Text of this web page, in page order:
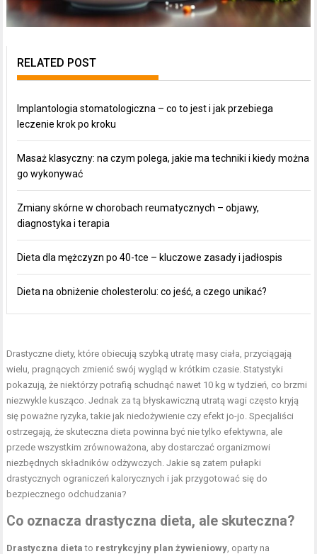
RELATED POST
Implantologia stomatologiczna – co to jest i jak przebiega
leczenie krok po kroku
Masaż klasyczny: na czym polega, jakie ma techniki i kiedy można
go wykonywać
Zmiany skórne w chorobach reumatycznych – objawy,
diagnostyka i terapia
Dieta dla mężczyzn po 40-tce – kluczowe zasady i jadłospis
Dieta na obniżenie cholesterolu: co jeść, a czego unikać?
Drastyczne diety, które obiecują szybką utratę masy ciała, przyciągają
wielu, pragnących zmienić swój wygląd w krótkim czasie. Statystyki
pokazują, że niektórzy potrafią schudnąć nawet 10 kg w tydzień, co brzmi
niezwykle kusząco. Jednak za tą błyskawiczną utratą wagi często kryją
się poważne ryzyka, takie jak niedożywienie czy efekt jo-jo. Specjaliści
ostrzegają, że skuteczna dieta powinna być nie tylko efektywna, ale
przede wszystkim zrównoważona, aby dostarczać organizmowi
niezbędnych składników odżywczych. Jakie są zatem pułapki
drastycznych ograniczeń kalorycznych i jak przygotować się do
bezpiecznego odchudzania?
Co oznacza drastyczna dieta, ale skuteczna?
Drastyczna dieta to restrykcyjny plan żywieniowy , oparty na